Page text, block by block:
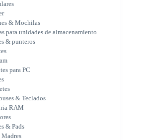
para PC
& Teclados
RAM
& Pads
& Enfriamiento
& Mochilas
para unidades de almacenamiento
& punteros
para PC
& Teclados
RAM
& Pads
Madres